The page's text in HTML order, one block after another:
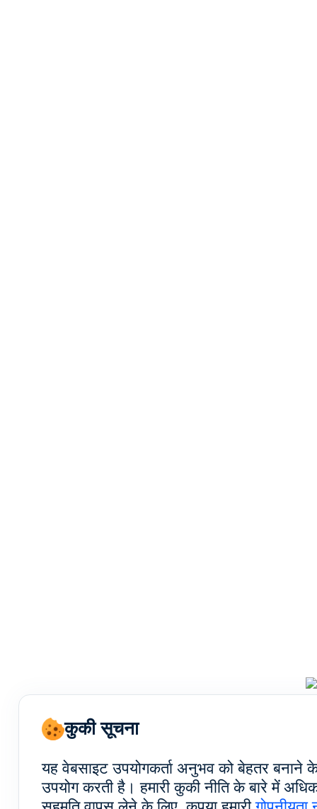
कुकी सूचना
यह वेबसाइट उपयोगकर्ता अनुभव को बेहतर बनाने
उपयोग करती है। हमारी कुकी नीति के बारे में